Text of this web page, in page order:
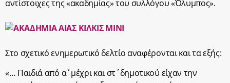
αντίστοιχες της «ακαδημίας» του συλλόγου «Όλυμπος».
Στο σχετικό ενημερωτικό δελτίο αναφέρονται και τα εξής:
«… Παιδιά από α΄μέχρι και στ΄δημοτικού είχαν την